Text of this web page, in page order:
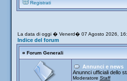
Registrati
La data di oggi � Venerd� 07 Agosto 2026,
Indice del forum
¤ Forum Generali
Annunci e news
Anunnci ufficiali dello
Moderatore Staff